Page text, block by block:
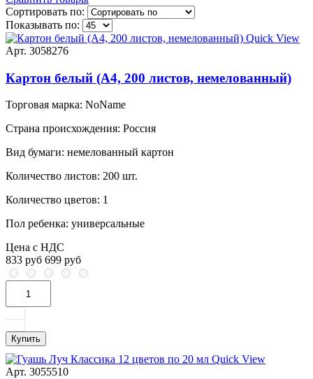
Сортировать по:
Показывать по:
Quick View
Арт. 3058276
Картон белый (A4, 200 листов, немелованный)
Торговая марка: NoName
Страна происхождения: Россия
Вид бумаги: нeмелованный картон
Количество листов: 200 шт.
Количество цветов: 1
Пол ребенка: универсальные
Цена с НДС
833 руб 699 руб
Купить
Quick View
Арт. 3055510